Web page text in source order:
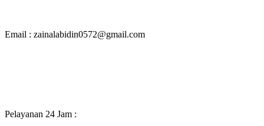
Email : zainalabidin0572@gmail.com
Pelayanan 24 Jam :